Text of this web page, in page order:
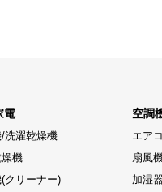
電
洗濯乾燥機
機
クリーナー)
空調
エア
扇風
加湿